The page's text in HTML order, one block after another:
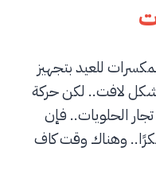
للعيد بتجهيز
لافت.. لكن حركة
الحلويات.. فإن
وهناك وقت كاف